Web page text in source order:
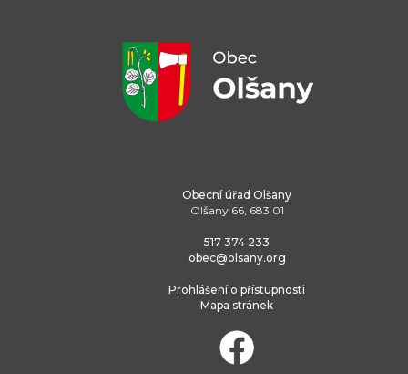
Obecní úřad Olšany
Olšany 66, 683 01
517 374 233
obec@olsany.org
Prohlášení o přístupnosti
Mapa stránek